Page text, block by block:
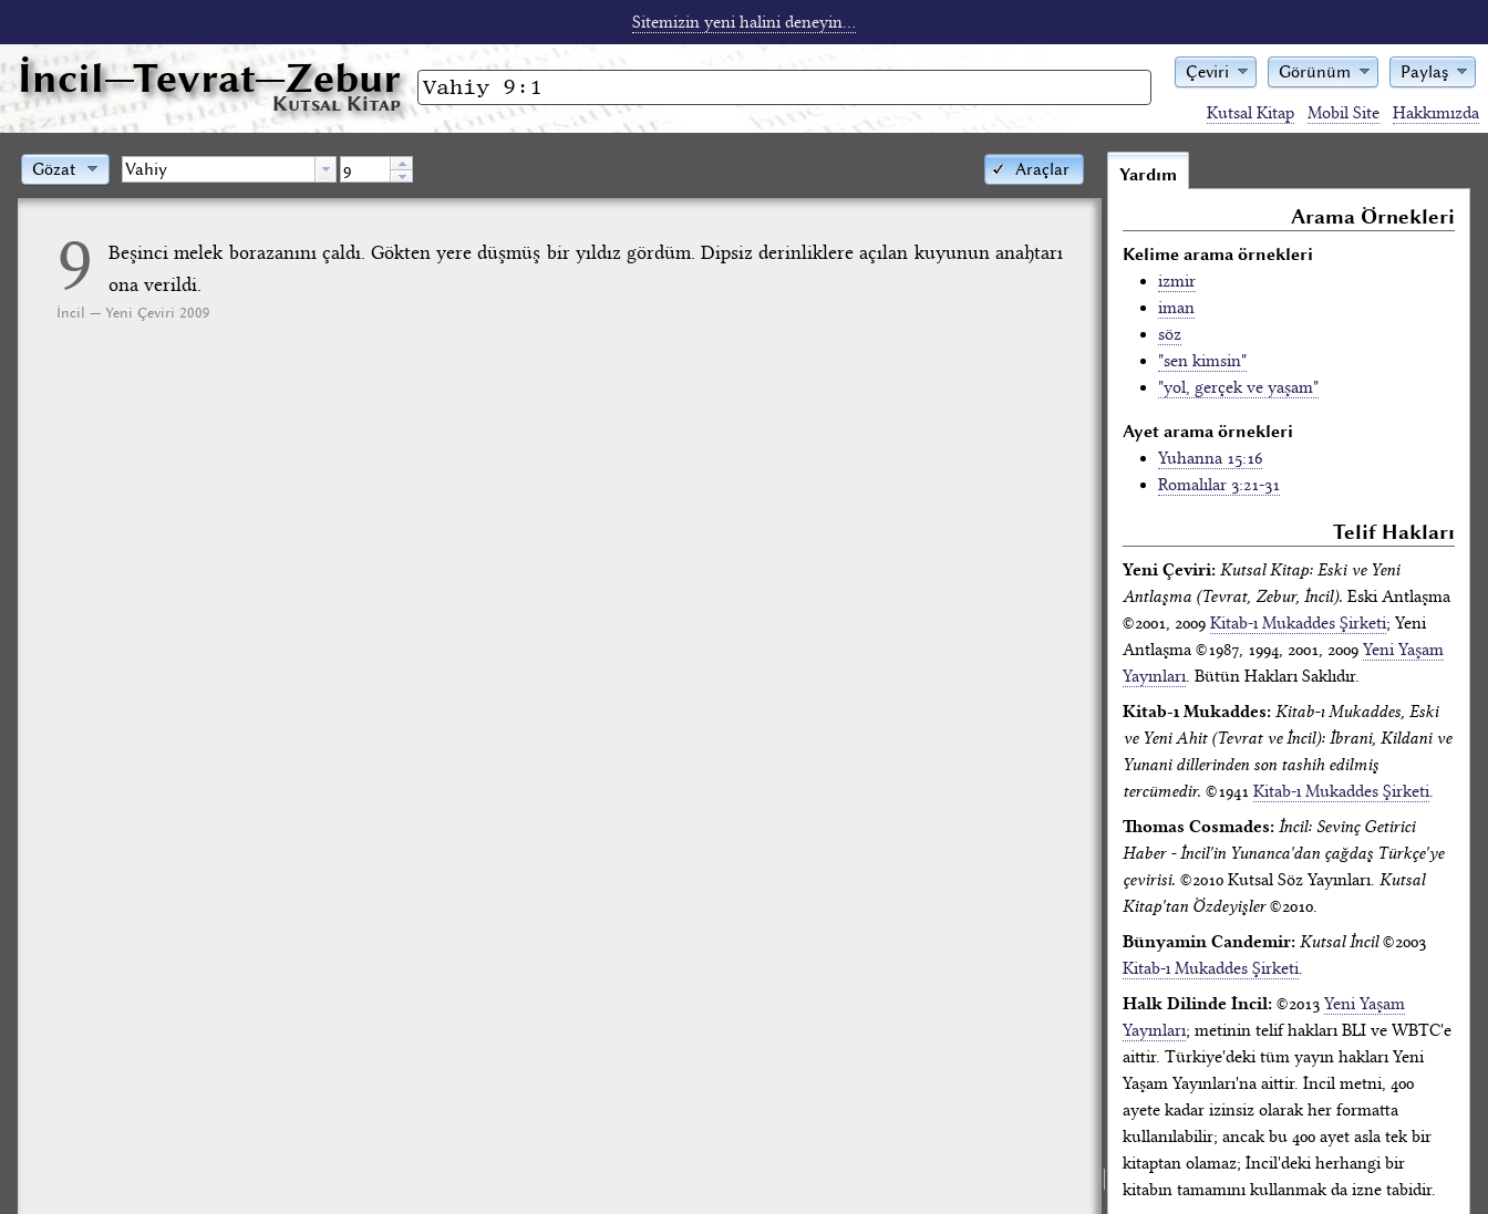
Sitemizin yeni halini deneyin...
İncil—Tevrat—Zebur
Kutsal Kitap
Çeviri Görünüm Paylaş
Kutsal Kitap Mobil Site Hakkımızda
Araçlar
Gözat
9
Beşinci melek borazanını çaldı. Gökten yere düşmüş bir yıldız gördüm. Dipsiz derinliklere açılan kuyunun anahtarı
ona verildi.
İncil — Yeni Çeviri 2009
Yardım
Arama Örnekleri
Kelime arama örnekleri
izmir
iman
söz
"sen kimsin"
"yol, gerçek ve yaşam"
Ayet arama örnekleri
Yuhanna 15:16
Romalılar 3:21-31
Telif Hakları
Yeni Çeviri: Kutsal Kitap: Eski ve Yeni
Antlaşma (Tevrat, Zebur, İncil). Eski Antlaşma
©2001, 2009 Kitab-ı Mukaddes Şirketi; Yeni
Antlaşma ©1987, 1994, 2001, 2009 Yeni Yaşam
Yayınları. Bütün Hakları Saklıdır.
Kitab-ı Mukaddes: Kitab-ı Mukaddes, Eski
ve Yeni Ahit (Tevrat ve İncil): İbrani, Kildani ve
Yunani dillerinden son tashih edilmiş
tercümedir. ©1941 Kitab-ı Mukaddes Şirketi.
Thomas Cosmades: İncil: Sevinç Getirici
Haber - İncil'in Yunanca'dan çağdaş Türkçe'ye
çevirisi. ©2010 Kutsal Söz Yayınları. Kutsal
Kitap'tan Özdeyişler©2010.
Bünyamin Candemir: Kutsal İncil©2003
Kitab-ı Mukaddes Şirketi.
Halk Dilinde İncil: ©2013 Yeni Yaşam
Yayınları; metinin telif hakları BLI ve WBTC'e
aittir. Türkiye'deki tüm yayın hakları Yeni
Yaşam Yayınları'na aittir. İncil metni, 400
ayete kadar izinsiz olarak her formatta
kullanılabilir; ancak bu 400 ayet asla tek bir
kitaptan olamaz; İncil'deki herhangi bir
kitabın tamamını kullanmak da izne tabidir.